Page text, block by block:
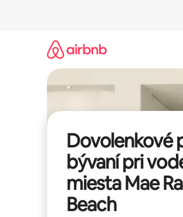
Dovolenkové
bývaní pri
miesta Mae
Beach